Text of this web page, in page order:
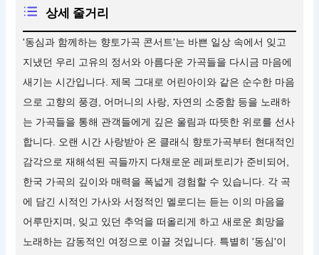
상세 줄거리
'동심과 함께하는 향토가곡 콘서트'는 바쁜 일상 속에서 잊고
지냈던 우리 고유의 정서와 아름다운 가곡들을 다시금 마음에
새기는 시간입니다. 제목 그대로 어린아이와 같은 순수한 마음
으로 고향의 풍경, 어머니의 사랑, 자연의 소중함 등을 노래하
는 가곡들을 통해 관객들에게 깊은 울림과 따뜻한 위로를 선사
합니다. 오랜 시간 사랑받아 온 클래식 향토가곡부터 현대적인
감각으로 재해석된 곡들까지 다채로운 레퍼토리가 준비되어,
한국 가곡의 깊이와 매력을 폭넓게 경험할 수 있습니다. 각 곡
에 담긴 시적인 가사와 서정적인 멜로디는 듣는 이의 마음을
어루만지며, 잊고 있던 추억을 떠올리게 하고 새로운 희망을
노래하는 감동적인 여정으로 이끌 것입니다. 특별히 '동심'이